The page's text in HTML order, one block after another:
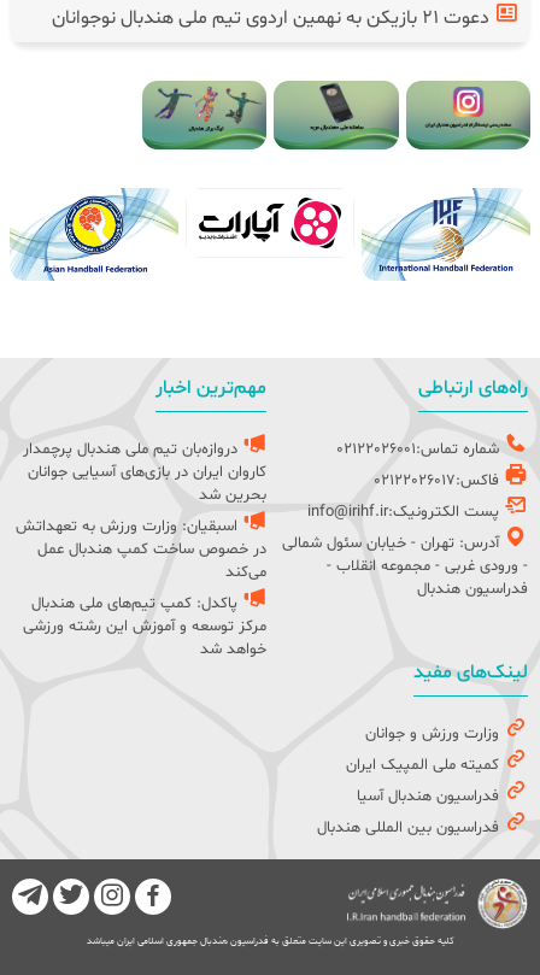
دعوت ۲۱ بازیکن به نهمین اردوی تیم ملی هندبال نوجوانان
راه‌های ارتباطی
شماره تماس:02122026001
فاکس:02122026017
پست الکترونیک:info@irihf.ir
آدرس: تهران - خیابان سئول شمالی
- ورودی غربی - مجموعه انقلاب -
فدراسیون هندبال
مهم‌ترین اخبار
دروازه‌بان تیم ملی هندبال پرچمدار
کاروان ایران در بازی‌های آسیایی جوانان
بحرین شد
اسبقیان: وزارت ورزش به تعهداتش
در خصوص ساخت کمپ هندبال عمل
می‌کند
پاکدل: کمپ تیم‌های ملی هندبال
مرکز توسعه و آموزش این رشته ورزشی
خواهد شد
لینک‌های مفید
وزارت ورزش و جوانان
کمیته ملی المپیک ایران
فدراسیون هندبال آسیا
فدراسیون بین المللی هندبال
کلیه حقوق خبری و تصویری این سایت متعلق به فدراسیون هندبال جمهوری اسلامی ایران میباشد